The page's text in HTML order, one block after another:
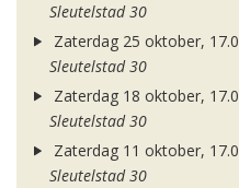
Sleutelstad 30
Zaterdag 25 oktober,
Sleutelstad 30
Zaterdag 18 oktober,
Sleutelstad 30
Zaterdag 11 oktober,
Sleutelstad 30